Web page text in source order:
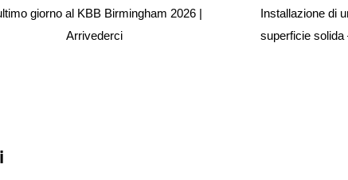
giorno al KBB Birmingham 2026 |
Arrivederci
Installazione di
superficie solida